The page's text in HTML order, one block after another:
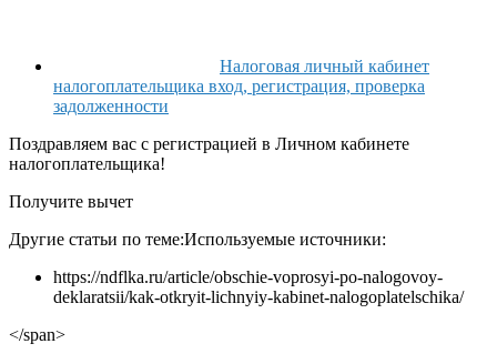
Налоговая личный кабинет
налогоплательщика вход, регистрация, проверка
задолженности
Поздравляем вас с регистрацией в Личном кабинете
налогоплательщика!
Получите вычет
Другие статьи по теме:Используемые источники:
https://ndflka.ru/article/obschie-voprosyi-po-nalogovoy-
deklaratsii/kak-otkryit-lichnyiy-kabinet-nalogoplatelschika/
</span>